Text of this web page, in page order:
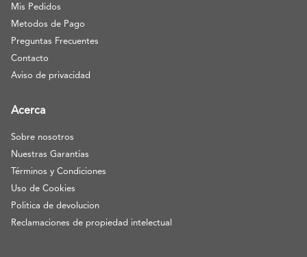
Mis Pedidos
Metodos de Pago
Preguntas Frecuentes
Contacto
Aviso de privacidad
Acerca
Sobre nosotros
Nuestras Garantías
Términos y Condiciones
Uso de Cookies
Politica de devolucion
Reclamaciones de propiedad intelectual